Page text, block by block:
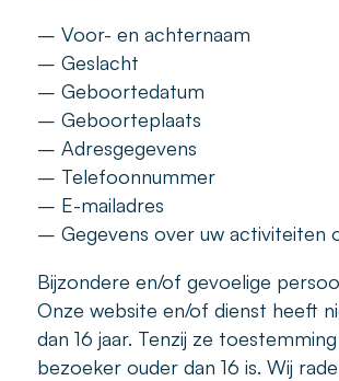
– Voor- en achternaam
– Geslacht
– Geboortedatum
– Geboorteplaats
– Adresgegevens
– Telefoonnummer
– E-mailadres
– Gegevens over uw activiteiten
Bijzondere en/of gevoelige
Onze website en/of dienst heeft
dan 16 jaar. Tenzij ze
bezoeker ouder dan 16 is. Wij